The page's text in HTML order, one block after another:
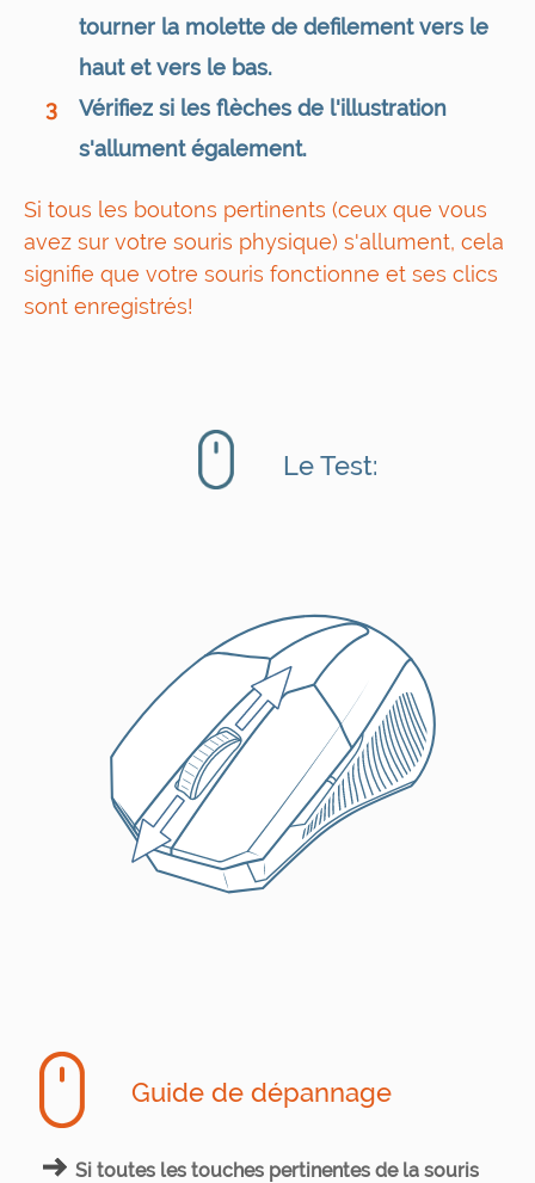
tourner la molette de defilement vers le
haut et vers le bas.
3
Vérifiez si les flèches de l'illustration
s'allument également.
Si tous les boutons pertinents (ceux que vous
avez sur votre souris physique) s'allument, cela
signifie que votre souris fonctionne et ses clics
sont enregistrés!
Le Test:
Guide de dépannage
Si toutes les touches pertinentes de la souris